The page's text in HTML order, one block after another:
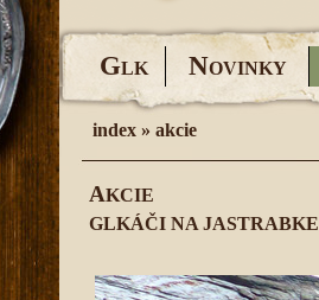
GLK NOVINKY
index » akcie
AKCIE
GLKÁČI NA JASTRABKE